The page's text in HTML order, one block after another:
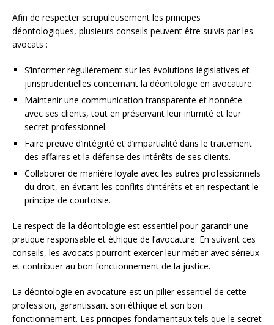
Afin de respecter scrupuleusement les principes
déontologiques, plusieurs conseils peuvent être suivis par les
avocats :
S’informer régulièrement sur les évolutions législatives et
jurisprudentielles concernant la déontologie en avocature.
Maintenir une communication transparente et honnête
avec ses clients, tout en préservant leur intimité et leur
secret professionnel.
Faire preuve d’intégrité et d’impartialité dans le traitement
des affaires et la défense des intérêts de ses clients.
Collaborer de manière loyale avec les autres professionnels
du droit, en évitant les conflits d’intérêts et en respectant le
principe de courtoisie.
Le respect de la déontologie est essentiel pour garantir une
pratique responsable et éthique de l’avocature. En suivant ces
conseils, les avocats pourront exercer leur métier avec sérieux
et contribuer au bon fonctionnement de la justice.
La déontologie en avocature est un pilier essentiel de cette
profession, garantissant son éthique et son bon
fonctionnement. Les principes fondamentaux tels que le secret